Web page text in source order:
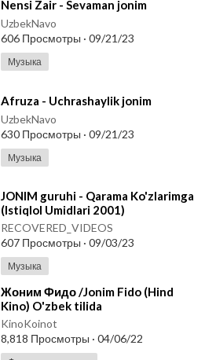
⁣Nensi Zair - Sevaman jonim
UzbekNavo
606 Просмотры · 09/21/23
Музыка
⁣Afruza - Uchrashaylik jonim
UzbekNavo
630 Просмотры · 09/21/23
Музыка
⁣JONIM guruhi - Qarama Ko'zlarimga
(Istiqlol Umidlari 2001)
RECOVERED_VIDEOS
607 Просмотры · 09/03/23
Музыка
⁣Жоним Фидо /Jonim Fido (Hind
Kino) O'zbek tilida
KinoKoinot
8,818 Просмотры · 04/06/22